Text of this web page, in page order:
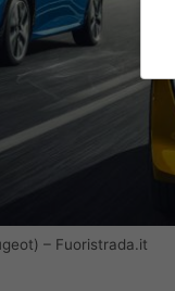
– Fuoristrada.it